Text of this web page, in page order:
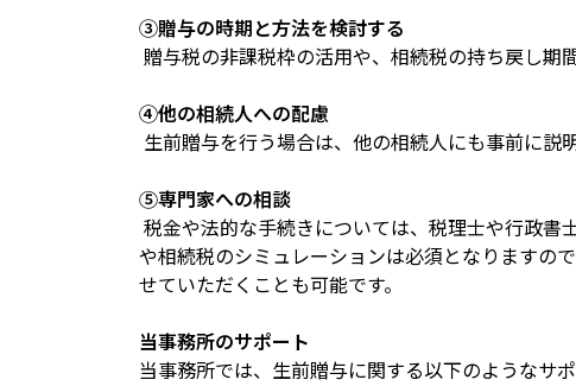
③贈与の時期と方法を検討する
贈与税の非課税枠の活用や、相続税の持ち戻し期
④他の相続人への配慮
生前贈与を行う場合は、他の相続人にも事前に説
⑤専門家への相談
税金や法的な手続きについては、税理士や行政書
や相続税のシミュレーションは必須となりますの
せていただくことも可能です。
当事務所のサポート
当事務所では、生前贈与に関する以下のようなサポ